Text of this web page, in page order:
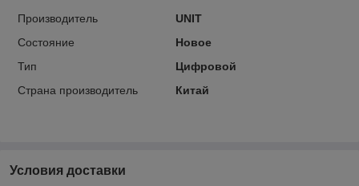
Производитель
UNIT
Состояние
Новое
Тип
Цифровой
Страна производитель
Китай
Условия доставки